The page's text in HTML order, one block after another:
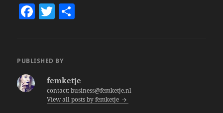
F
e
T
er
PUBLISHED BY
femketje
contact: business@femketje.nl
View all posts by femketje